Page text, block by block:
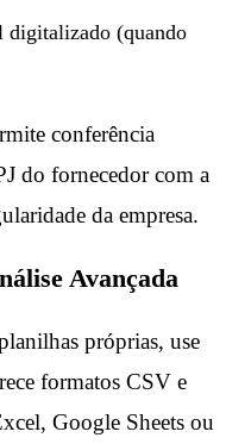
digitalizado (quando
conferência
do fornecedor com a
da empresa.
Avançada
próprias, use
formatos CSV e
Google Sheets ou